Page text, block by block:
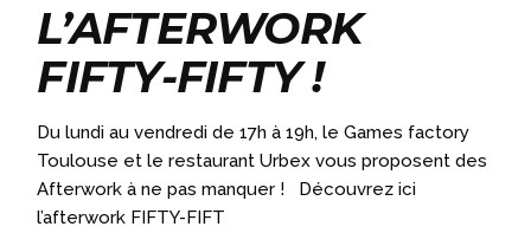
L’AFTERWORK
FIFTY-FIFTY !
Du lundi au vendredi de 17h à 19h, le Games factory
Toulouse et le restaurant Urbex vous proposent des
Afterwork à ne pas manquer ! Découvrez ici
l’afterwork FIFTY-FIFT